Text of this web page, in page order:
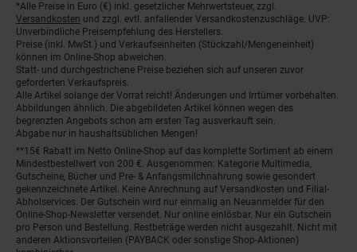
Fußnoten
*Alle Preise in Euro (€) inkl. gesetzlicher Mehrwertsteuer, zzgl.
Versandkosten und zzgl. evtl. anfallender Versandkostenzuschläge. UVP:
Unverbindliche Preisempfehlung des Herstellers.
Preise (inkl. MwSt.) und Verkaufseinheiten (Stückzahl/Mengeneinheit)
können im Online-Shop abweichen.
Statt- und durchgestrichene Preise beziehen sich auf unseren zuvor
geforderten Verkaufspreis.
Alle Artikel solange der Vorrat reicht! Änderungen und Irrtümer vorbehalten.
Abbildungen ähnlich. Die abgebildeten Artikel können wegen des
begrenzten Angebots schon am ersten Tag ausverkauft sein.
Abgabe nur in haushaltsüblichen Mengen!
**15€ Rabatt im Netto Online-Shop auf das komplette Sortiment ab einem
Mindestbestellwert von 200 €. Ausgenommen: Kategorie Multimedia,
Gutscheine, Bücher und Pre- & Anfangsmilchnahrung sowie gesondert
gekennzeichnete Artikel. Keine Anrechnung auf Versandkosten und Filial-
Abholservices. Der Gutschein wird nur einmalig an Neuanmelder für den
Online-Shop-Newsletter versendet. Nur online einlösbar. Nur ein Gutschein
pro Person und Bestellung. Restbeträge werden nicht ausgezahlt. Nicht mit
anderen Aktionsvorteilen (PAYBACK oder sonstige Shop-Aktionen)